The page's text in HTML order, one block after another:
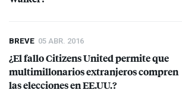
BREVE 05 ABR. 2016
¿El fallo Citizens United permite que
multimillonarios extranjeros compren
las elecciones en EE.UU.?